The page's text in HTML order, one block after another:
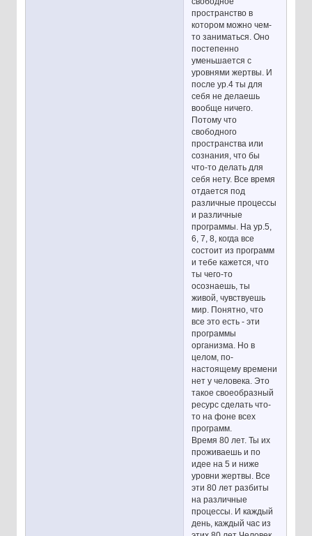
пространство в
котором можно чем-
то заниматься. Оно
постепенно
уменьшается с
уровнями жертвы. И
после ур.4 ты для
себя не делаешь
вообще ничего.
Потому что
свободного
пространства или
сознания, что бы
что-то делать для
себя нету. Все время
отдается под
различные процессы
и различные
программы. На ур.5,
6, 7, 8, когда все
состоит из программ
и тебе кажется, что
ты чего-то
осознаешь, ты
живой, чувствуешь
мир. Понятно, что
все это есть - эти
программы
организма. Но в
целом, по-
настоящему времени
нет у человека. Это
такое своеобразный
ресурс сделать что-
то на фоне всех
программ.
Время 80 лет. Ты их
проживаешь и по
идее на 5 и ниже
уровни жертвы. Все
эти 80 лет разбиты
на различные
процессы. И каждый
день, каждый час из